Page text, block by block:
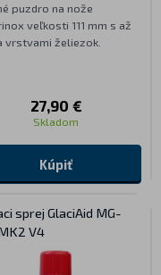
puzdro na nože
veľkosti 111 mm s až
vrstvami želiezok.
27,90 €
Skladom
Kúpiť
sprej GlaciAid MG-
V4